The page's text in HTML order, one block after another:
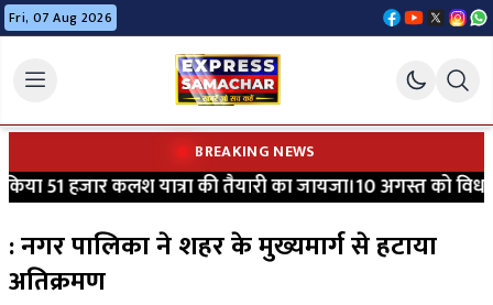
Fri, 07 Aug 2026
BREAKING NEWS
51 हजार कलश यात्रा की तैयारी का जायजा।10 अगस्त को
: नगर पालिका ने शहर के मुख्यमार्ग से हटाया
अतिक्रमण